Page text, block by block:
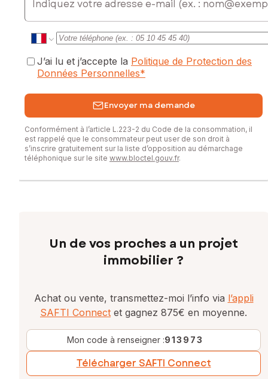
J’ai lu et j’accepte la Politique de Protection des
Données Personnelles*
Envoyer ma demande
Conformément à l’article L.223-2 du Code de la consommation, il
est rappelé que le consommateur peut user de son droit à
s’inscrire gratuitement sur la liste d’opposition au démarchage
téléphonique sur le site www.bloctel.gouv.fr.
Un de vos proches a un projet
immobilier ?
Achat ou vente, transmettez-moi l’info via l’appli
SAFTI Connect et gagnez 875€ en moyenne.
Mon code à renseigner :913973
Télécharger SAFTI Connect